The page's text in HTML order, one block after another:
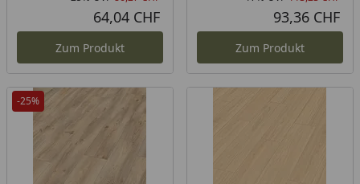
Rabatt in Prozent
Ursprünglicher Preis
64,04 CHF
Zum Produkt
93,36 CHF
Zum Produkt
-25%